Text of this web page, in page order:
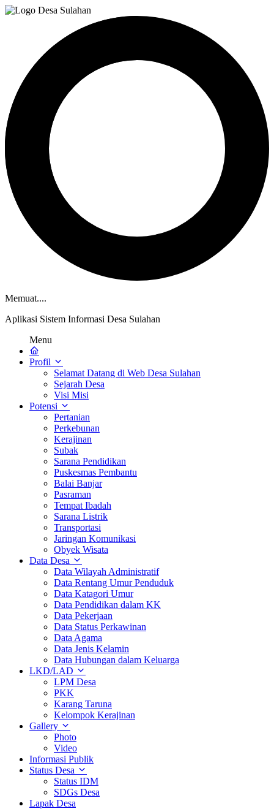
Memuat....
Aplikasi Sistem Informasi Desa Sulahan
Menu
Profil
Selamat Datang di Web Desa Sulahan
Sejarah Desa
Visi Misi
Potensi
Pertanian
Perkebunan
Kerajinan
Subak
Sarana Pendidikan
Puskesmas Pembantu
Balai Banjar
Pasraman
Tempat Ibadah
Sarana Listrik
Transportasi
Jaringan Komunikasi
Obyek Wisata
Data Desa
Data Wilayah Administratif
Data Rentang Umur Penduduk
Data Katagori Umur
Data Pendidikan dalam KK
Data Pekerjaan
Data Status Perkawinan
Data Agama
Data Jenis Kelamin
Data Hubungan dalam Keluarga
LKD/LAD
LPM Desa
PKK
Karang Taruna
Kelompok Kerajinan
Gallery
Photo
Video
Informasi Publik
Status Desa
Status IDM
SDGs Desa
Lapak Desa